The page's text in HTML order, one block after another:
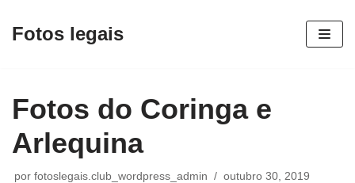
Pular
conteúdo
Fotos legais
Fotos do Coringa e
Arlequina
por fotoslegais.club_wordpress_admin outubro 30, 2019